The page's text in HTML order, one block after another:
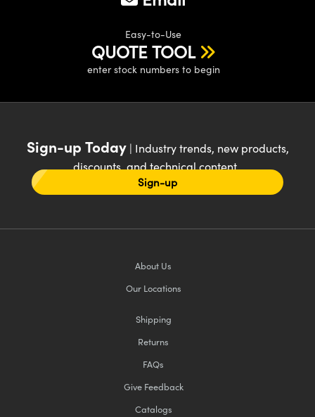
Easy-to-Use
QUOTE TOOL
enter stock numbers to begin
Sign-up Today| Industry trends, new products,
discounts, and technical content
Sign-up
About Us
Our Locations
Shipping
Returns
FAQs
Give Feedback
Catalogs